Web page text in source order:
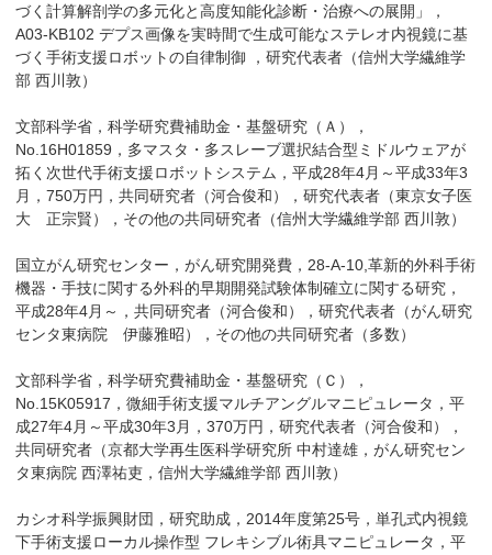
づく計算解剖学の多元化と高度知能化診断・治療への展開」，
A03-KB102 デプス画像を実時間で生成可能なステレオ内視鏡に基
づく手術支援ロボットの自律制御 ，研究代表者（信州大学繊維学
部 西川敦）
文部科学省，科学研究費補助金・基盤研究（Ａ），
No.16H01859，多マスタ・多スレーブ選択結合型ミドルウェアが
拓く次世代手術支援ロボットシステム，平成28年4月～平成33年3
月，750万円，共同研究者（河合俊和），研究代表者（東京女子医
大 正宗賢），その他の共同研究者（信州大学繊維学部 西川敦）
国立がん研究センター，がん研究開発費，28-A-10,革新的外科手術
機器・手技に関する外科的早期開発試験体制確立に関する研究，
平成28年4月～，共同研究者（河合俊和），研究代表者（がん研究
センタ東病院 伊藤雅昭），その他の共同研究者（多数）
文部科学省，科学研究費補助金・基盤研究（Ｃ），
No.15K05917，微細手術支援マルチアングルマニピュレータ，平
成27年4月～平成30年3月，370万円，研究代表者（河合俊和），
共同研究者（京都大学再生医科学研究所 中村達雄，がん研究セン
タ東病院 西澤祐吏，信州大学繊維学部 西川敦）
カシオ科学振興財団，研究助成，2014年度第25号，単孔式内視鏡
下手術支援ローカル操作型 フレキシブル術具マニピュレータ，平